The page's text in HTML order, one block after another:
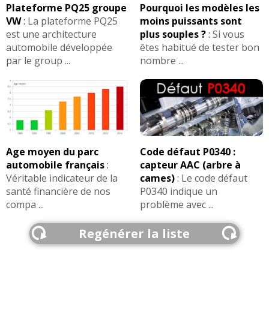
Plateforme PQ25 groupe
VW: La plateforme PQ25
est une architecture
automobile développée
par le group ...
Pourquoi les modèles les
moins puissants sont
plus souples ?: Si vous
êtes habitué de tester bon
nombre ...
Age moyen du parc
automobile français:
Véritable indicateur de la
santé financière de nos
compa ...
Code défaut P0340 :
capteur AAC (arbre à
cames): Le code défaut
P0340 indique un
problème avec ...
Regénérer la liste